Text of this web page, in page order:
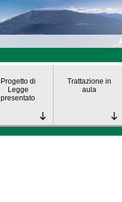
Progetto di
Legge
presentato
Trattazione in
aula